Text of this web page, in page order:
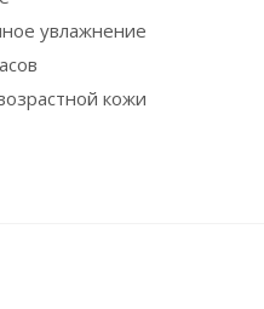
увлажнение
кожи